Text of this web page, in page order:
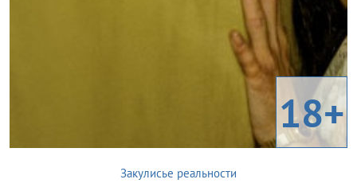
18+
Закулисье реальности